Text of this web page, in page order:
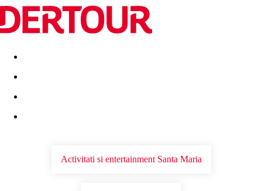
Destinatii Vacanta perfecta OFERTE DE NERATAT
Activitati si entertainment Santa Maria